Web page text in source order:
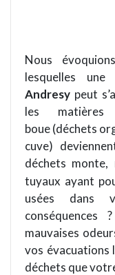
Nous
lesquelles
Andresy peut
les matières
boue (déchets
cuve)
déchets monte,
tuyaux ayant
usées dans
conséquences ?
mauvaises
vos évacuations
déchets que